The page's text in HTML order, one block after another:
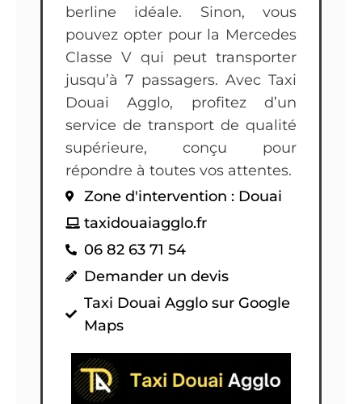
berline idéale. Sinon, vous
pouvez opter pour la Mercedes
Classe V qui peut transporter
jusqu’à 7 passagers. Avec Taxi
Douai Agglo, profitez d’un
service de transport de qualité
supérieure, conçu pour
répondre à toutes vos attentes.
Zone d'intervention : Douai
taxidouaiagglo.fr
06 82 63 71 54
Demander un devis
Taxi Douai Agglo sur Google
Maps